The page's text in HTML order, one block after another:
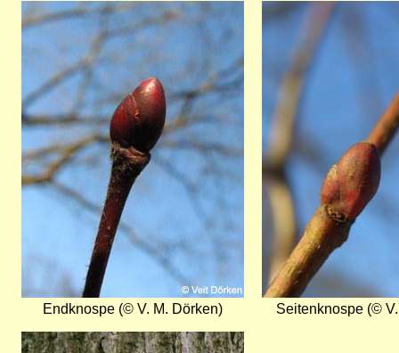
Bild
Endknospe (© V. M. Dörken)
Bild
Seitenknospe (©
Bild